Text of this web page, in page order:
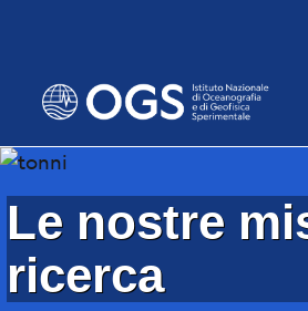
principale
OGS |
Le nostre
ricerca